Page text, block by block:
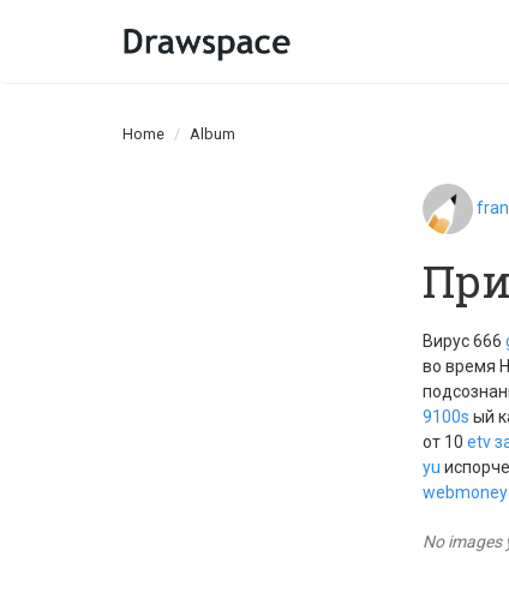
Home Album
Вирус 666
во время
9100s ый
от 10 etv
yu
webmoney
No images